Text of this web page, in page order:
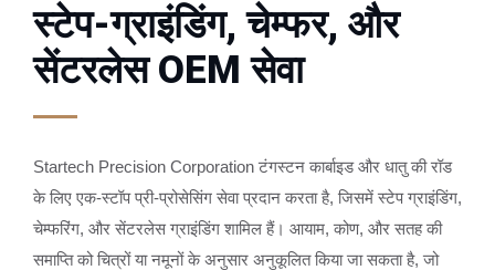
स्टेप-ग्राइंडिंग, चेम्फर, और
सेंटरलेस OEM सेवा
Startech Precision Corporation टंगस्टन कार्बाइड और धातु की रॉड
के लिए एक-स्टॉप प्री-प्रोसेसिंग सेवा प्रदान करता है, जिसमें स्टेप ग्राइंडिंग,
चेम्फरिंग, और सेंटरलेस ग्राइंडिंग शामिल हैं। आयाम, कोण, और सतह की
समाप्ति को चित्रों या नमूनों के अनुसार अनुकूलित किया जा सकता है, जो